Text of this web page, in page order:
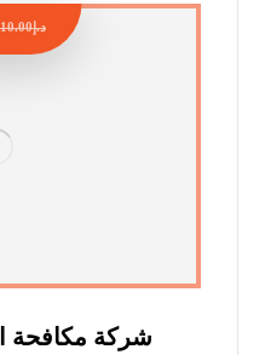
شركة مكافحة
د.إ10.00